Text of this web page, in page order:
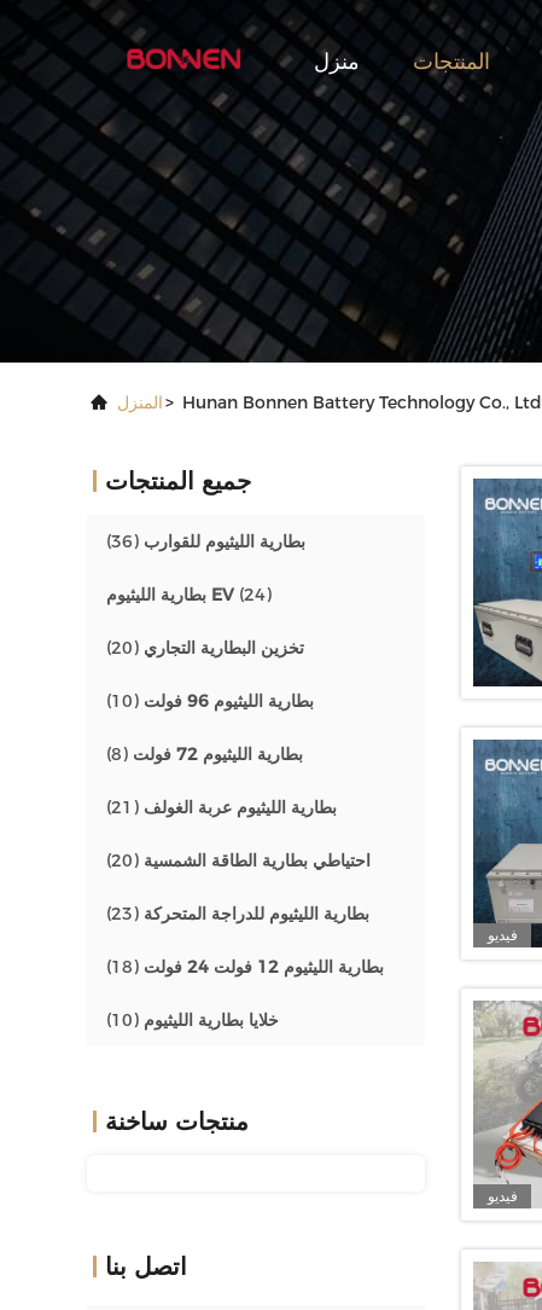
منزل المنتجات
المنزل>
جميع المنتجات
بطارية الليثيوم للقوارب (36)
بطارية الليثيوم EV (24)
تخزين البطارية التجاري (20)
بطارية الليثيوم 96 فولت (10)
بطارية الليثيوم 72 فولت (8)
بطارية الليثيوم عربة الغولف (21)
احتياطي بطارية الطاقة الشمسية (20)
بطارية الليثيوم للدراجة المتحركة (23)
بطارية الليثيوم 12 فولت 24 فولت (18)
خلايا بطارية الليثيوم (10)
منتجات ساخنة
اتصل بنا
فيديو
فيديو